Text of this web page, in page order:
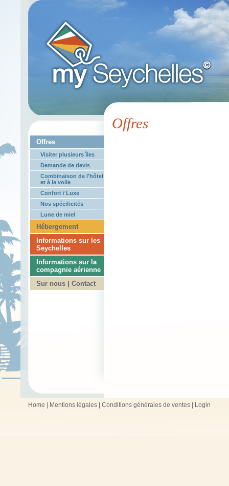
Offres
Visiter plusieurs îles
Demande de devis
Combinaison de l'hôtel
et à la voile
Confort / Luxe
Nos spécificités
Lune de miel
Hébergement
Informations sur les
Seychelles
Informations sur la
compagnie aérienne
Sur nous | Contact
Offres
Home Mentions légales Conditions générales de ventes Login